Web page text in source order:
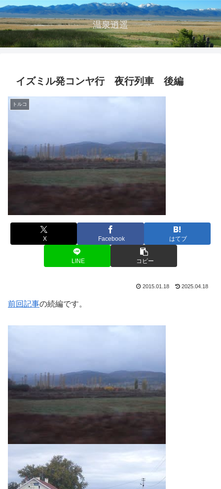
温泉逍遥
イズミル発コンヤ行 夜行列車 後編
トルコ
X Facebook はてブ
LINE コピー
2015.01.18 2025.04.18
前回記事の続編です。